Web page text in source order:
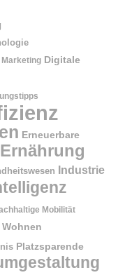
Marketing Digitale
Erneuerbare
Industrie
Mobilität
Platzsparende